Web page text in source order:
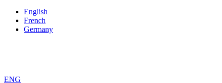
English
French
Germany
ENG